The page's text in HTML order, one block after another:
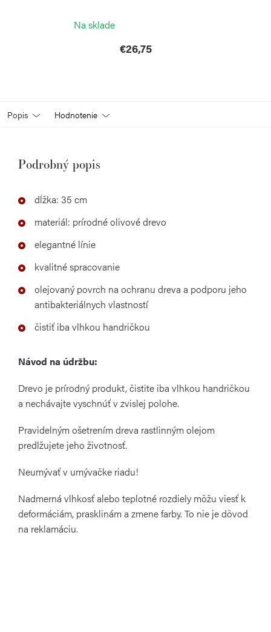
Na sklade
€26,75
Popis Hodnotenie
Podrobný popis
dĺžka: 35 cm
materiál: prírodné olivové drevo
elegantné línie
kvalitné spracovanie
olejovaný povrch na ochranu dreva a podporu jeho
antibakteriálnych vlastností
čistiť iba vlhkou handričkou
Návod na údržbu:
Drevo je prírodný produkt, čistite iba vlhkou handričkou
a nechávajte vyschnúť v zvislej polohe.
Pravidelným ošetrením dreva rastlinným olejom
predlžujete jeho životnosť.
Neumývať v umývačke riadu!
Nadmerná vlhkosť alebo teplotné rozdiely môžu viesť k
deformáciám, prasklinám a zmene farby. To nie je dôvod
na reklamáciu.